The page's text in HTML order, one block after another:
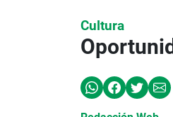
Cultura